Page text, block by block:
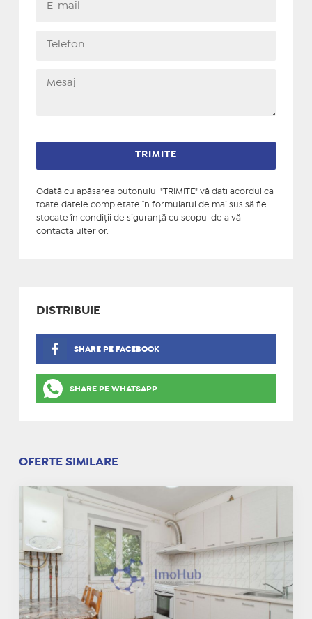
Odată cu apăsarea butonului "TRIMITE" vă daţi acordul ca
toate datele completate în formularul de mai sus să fie
stocate în condiţii de siguranţă cu scopul de a vă
contacta ulterior.
DISTRIBUIE
SHARE PE FACEBOOK
SHARE PE WHATSAPP
OFERTE SIMILARE